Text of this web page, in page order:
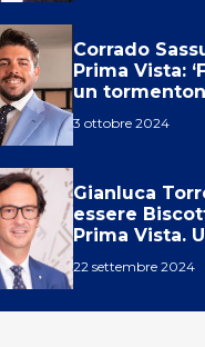
Corrado
Prima Vista:
un
3 ottobre 2024
Gianluca
essere
Prima Vista.
22 settembre 2024